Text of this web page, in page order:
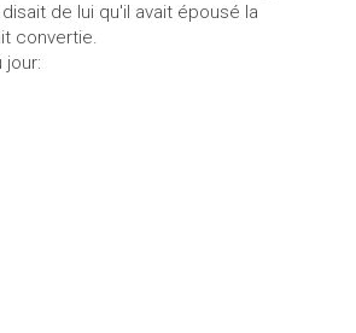
de lui qu'il avait épousé la
convertie.
jour: